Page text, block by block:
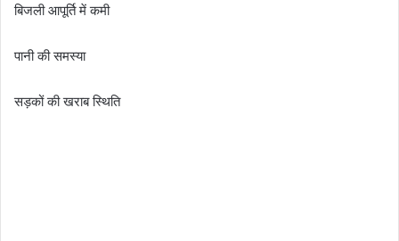
बिजली आपूर्ति में कमी
पानी की समस्या
सड़कों की खराब स्थिति